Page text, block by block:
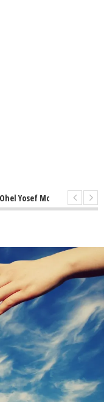
Moshe 1 months ago